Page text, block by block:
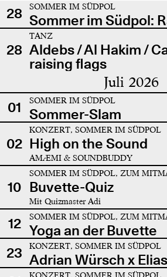
28
SOMMER IM SÜDPOL
Sommer im Südpol:
28
TANZ
Aldebs / Al Hakim /
raising flags
Juli 2026
01 SOMMER IM SÜDPOL
Sommer-Slam
02
KONZERT, SOMMER IM SÜDPOL
High on the Sound
AMÆMI & SOUNDBUDDY
10
SOMMER IM SÜDPOL, ZUM
Buvette-Quiz
Mit Quizmaster Adi
12 SOMMER IM SÜDPOL, ZUM
Yoga an der Buvette
23
KONZERT, SOMMER IM SÜDPOL
Adrian Würsch x